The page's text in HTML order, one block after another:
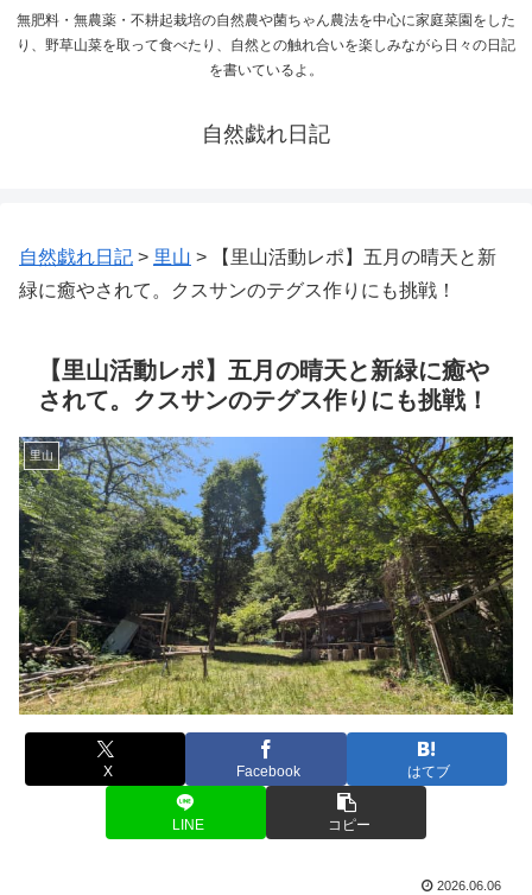
無肥料・無農薬・不耕起栽培の自然農や菌ちゃん農法を中心に家庭菜園をした
り、野草山菜を取って食べたり、自然との触れ合いを楽しみながら日々の日記
を書いているよ。
自然戯れ日記
自然戯れ日記 > 里山 >
【里山活動レポ】五月の晴天と新
緑に癒やされて。クスサンのテグス作りにも挑戦！
【里山活動レポ】五月の晴天と新緑に癒や
されて。クスサンのテグス作りにも挑戦！
里山
X Facebook はてブ
LINE コピー
2026.06.06